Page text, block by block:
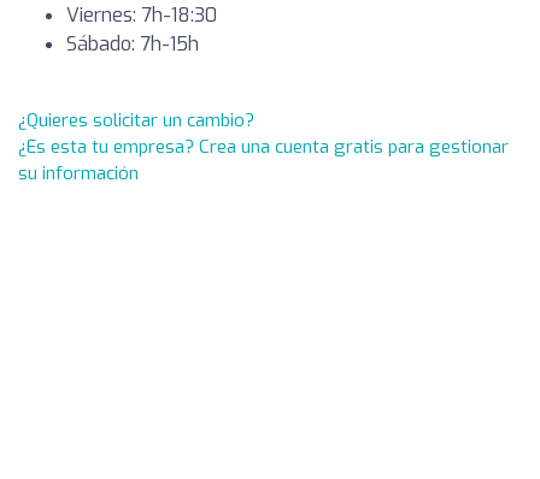
Viernes: 7h-18:30
Sábado: 7h-15h
¿Quieres solicitar un cambio?
¿Es esta tu empresa? Crea una cuenta gratis para gestionar
su información